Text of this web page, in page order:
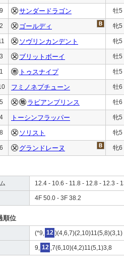
9 サンダードラゴン 牡5
2 ゴールディ 牝5
ソヴリンカンデント 牝5
3 ブリットボーイ 牡5
1 トゥスナイプ 牡5
フミノネプチューン 牡6
5 ラビアンプリンス 牡6
4 トーシンフラッパー 牝5
8 ソリスト 牝5
6 グランドレーヌ 牝6
12.4 - 10.6 - 11.8 - 12.8 - 12.3 -
4F 50.0 - 3F 38.2
順位
(*9, 12 )(4,6,7)(2,10)11(5,8)(3,1)
9, 12 ,7(6,10)(4,2)11(5,1)3,8